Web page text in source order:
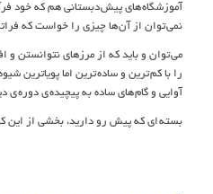
آموزشگاه هاي پيش دبستاني هم که خود
نمي توان از آن ها چيزي را خواست که
مي توان و بايد که از مرزهاي نتوانستن
را با کم ترين و ساده ترين اما پوياترين
آوايي و گام هاي ساده به پيچيده ي دوره ي
بسته اي که پيش رو داريد، بخشي از اين